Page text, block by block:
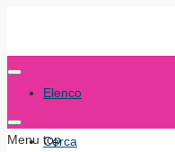
Elenco
Cerca
Menu top